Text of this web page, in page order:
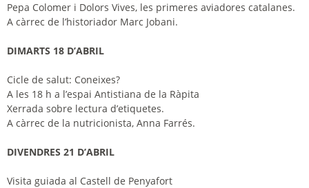
Pepa Colomer i Dolors Vives, les primeres aviadores catalanes.
A càrrec de l’historiador Marc Jobani.
DIMARTS 18 D’ABRIL
Cicle de salut: Coneixes?
A les 18 h a l’espai Antistiana de la Ràpita
Xerrada sobre lectura d’etiquetes.
A càrrec de la nutricionista, Anna Farrés.
DIVENDRES 21 D’ABRIL
Visita guiada al Castell de Penyafort